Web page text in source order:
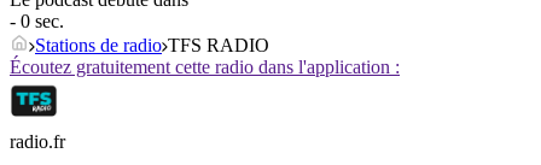
- 0 sec.
Stations de radio TFS RADIO
Écoutez gratuitement cette radio dans l'application :
radio.fr